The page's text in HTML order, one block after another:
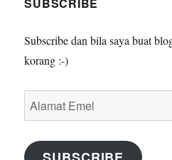
Subscribe dan bila saya buat
korang :-)
Alamat
Emel